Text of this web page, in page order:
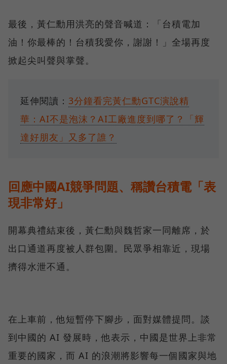
最後，黃仁勳用洪亮的聲音喊道：「台積電加
油！你最棒的！台積我愛你，謝謝！」全場再度
掀起尖叫聲與掌聲。
延伸閱讀： 3分鐘看完黃仁勳GTC演說精
華：AI不是泡沫？AI工廠進度到哪了？「輝
達好朋友」又多了誰？
回應中國AI競爭問題、稱讚台積電「表
現非常好」
開幕典禮結束後，黃仁勳與魏哲家一同離席，於
出口通道再度被人群包圍。民眾爭相靠近，現場
擠得水泄不通。
在上車前，他短暫停下腳步，面對媒體提問。談
到中國的 AI 發展時，他表示，中國是世界上非常
重要的國家，而 AI 的浪潮將影響每一個國家與地